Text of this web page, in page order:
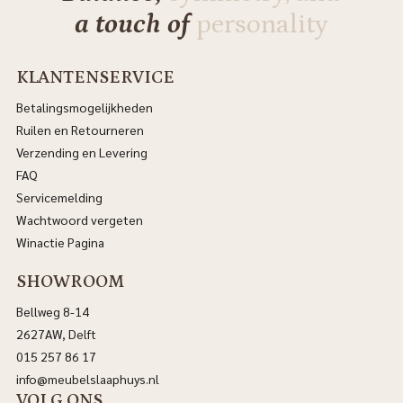
a touch ofpersonality
KLANTENSERVICE
Betalingsmogelijkheden
Ruilen en Retourneren
Verzending en Levering
FAQ
Servicemelding
Wachtwoord vergeten
Winactie Pagina
SHOWROOM
Bellweg 8-14
2627AW, Delft
015 257 86 17
info@meubelslaaphuys.nl